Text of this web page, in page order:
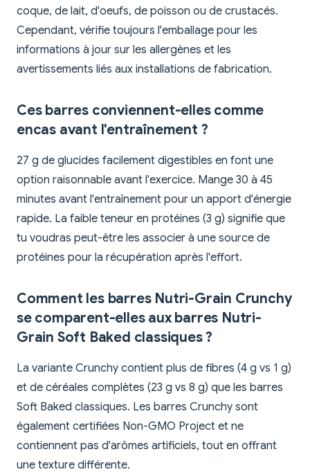
coque, de lait, d'oeufs, de poisson ou de crustacés.
Cependant, vérifie toujours l'emballage pour les
informations à jour sur les allergènes et les
avertissements liés aux installations de fabrication.
Ces barres conviennent-elles comme
encas avant l'entraînement ?
27 g de glucides facilement digestibles en font une
option raisonnable avant l'exercice. Mange 30 à 45
minutes avant l'entraînement pour un apport d'énergie
rapide. La faible teneur en protéines (3 g) signifie que
tu voudras peut-être les associer à une source de
protéines pour la récupération après l'effort.
Comment les barres Nutri-Grain Crunchy
se comparent-elles aux barres Nutri-
Grain Soft Baked classiques ?
La variante Crunchy contient plus de fibres (4 g vs 1 g)
et de céréales complètes (23 g vs 8 g) que les barres
Soft Baked classiques. Les barres Crunchy sont
également certifiées Non-GMO Project et ne
contiennent pas d'arômes artificiels, tout en offrant
une texture différente.